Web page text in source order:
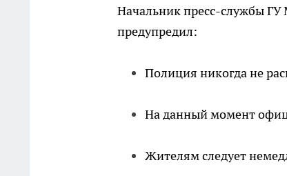
Начальник пресс-службы
предупредил:
Полиция никогда не
На данный момент
Жителям следует